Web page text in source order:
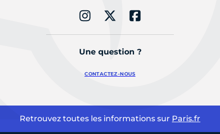
Une question ?
CONTACTEZ-NOUS
Retrouvez toutes les informations sur Paris.fr